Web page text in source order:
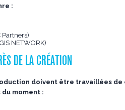
:
Partners)
NETWORK)
DE LA CRÉATION
doivent être travaillées
du moment :